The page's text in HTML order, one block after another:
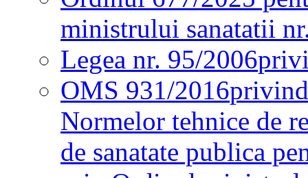
ministrului sanatatii
Legea nr. 95/2006
OMS 931/2016
Normelor tehnice de
de sanatate publica